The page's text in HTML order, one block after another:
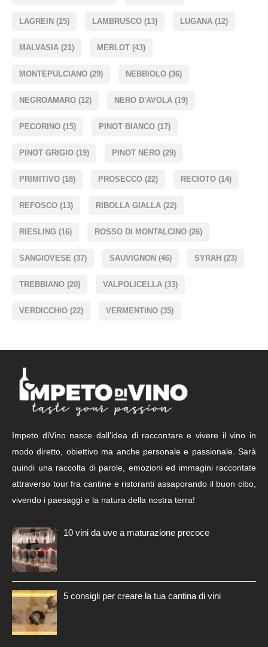
LAGREIN (15) LAMBRUSCO (13) LUGANA (12)
MALVASIA (21) MERLOT (43)
MONTEPULCIANO (29) NEBBIOLO (36)
NEGROAMARO (12) NERO D'AVOLA (19)
PECORINO (15) PINOT BIANCO (17)
PINOT GRIGIO (19) PINOT NERO (29)
PRIMITIVO (18) PROSECCO (22) RECIOTO (14)
REFOSCO (13) RIBOLLA GIALLA (22)
RIESLING (16) ROSSO DI MONTALCINO (26)
SANGIOVESE (37) SAUVIGNON (46) SYRAH (23)
TREBBIANO (20) VALPOLICELLA (33)
VERDICCHIO (22) VERMENTINO (35)
Impeto diVino nasce dall’idea di raccontare e vivere il vino in
modo diretto, obiettivo ma anche personale e passionale. Sarà
quindi una raccolta di parole, emozioni ed immagini raccontate
attraverso tour fra cantine e ristoranti assaporando il buon cibo,
vivendo i paesaggi e la natura della nostra terra!
10 vini da uve a maturazione precoce
5 consigli per creare la tua cantina di vini